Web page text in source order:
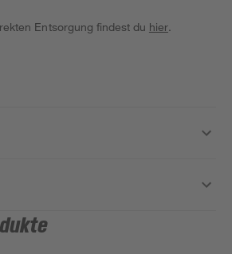
Entsorgung findest du hier.